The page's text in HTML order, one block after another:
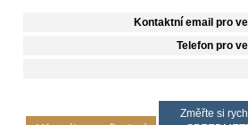
Kontaktní email pro
Telefon pro
Změřte si